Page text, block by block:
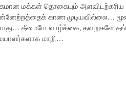
மக்கள் தொகையும்
காண முடியவில்லை…
தீமையே வாழ்க்கை, தவறுகளே
மாறி…